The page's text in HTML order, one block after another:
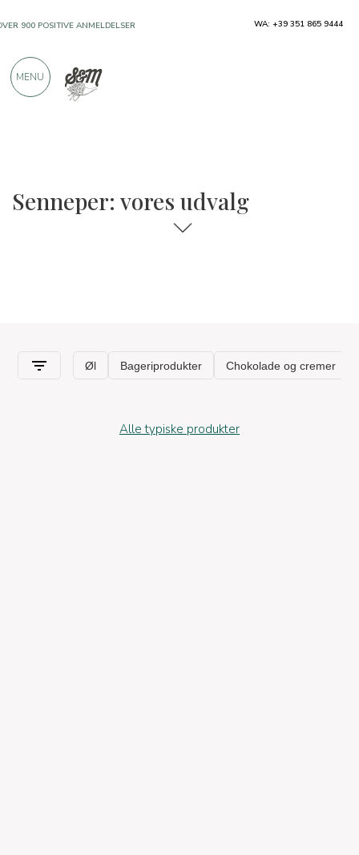
Senneper: vores udvalg
Alle typiske produkter
900 POSITIVE ANMELDELSER WA: +39 351 865 9444
MENU